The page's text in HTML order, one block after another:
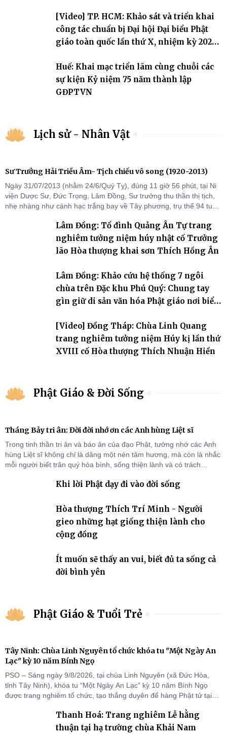
[Video] TP. HCM: Khảo sát và triển khai
công tác chuẩn bị Đại hội Đại biểu Phật
giáo toàn quốc lần thứ X, nhiệm kỳ 2026-
Huế: Khai mạc triển lãm cùng chuỗi các
sự kiện Kỷ niệm 75 năm thành lập
GĐPTVN
Lịch sử - Nhân Vật
Sư Trưởng Hải Triều Âm- Tịch chiếu vô song (1920-2013)
Ngày 31/07/2013 (nhằm 24/6/Quý Tỵ), đúng 11 giờ 56 phút, tại Ni
viện Dược Sư, Đức Trọng, Lâm Đồng, Sư trưởng thu thần thị tịch,
nhẹ nhàng như cánh hạc trắng bay về Tây phương, trụ thế 94 tuổi
Lâm Đồng: Tổ đình Quảng Ân Tự trang
nghiêm tưởng niệm húy nhật cố Trưởng
lão Hòa thượng khai sơn Thích Hồng Ân
Lâm Đồng: Khảo cứu hệ thống 7 ngôi
chùa trên Đặc khu Phú Quý: Chung tay
gìn giữ di sản văn hóa Phật giáo nơi biển
[Video] Đồng Tháp: Chùa Linh Quang
trang nghiêm tưởng niệm Húy kị lần thứ
XVIII cố Hòa thượng Thích Nhuận Hiền
Phật Giáo & Đời Sống
Tháng Bảy tri ân: Đời đời nhớ ơn các Anh hùng Liệt sĩ
Trong tinh thần tri ân và báo ân của đạo Phật, tưởng nhớ các Anh
hùng Liệt sĩ không chỉ là dâng một nén tâm hương, mà còn là nhắc
mỗi người biết trân quý hòa bình, sống thiện lành và có trách
Khi lời Phật dạy đi vào đời sống
Hòa thượng Thích Trí Minh - Người
gieo những hạt giống thiện lành cho
cộng đồng
Ít muốn sẽ thấy an vui, biết đủ ta sống cả
đời bình yên
Phật Giáo & Tuổi Trẻ
Tây Ninh: Chùa Linh Nguyên tổ chức khóa tu "Một Ngày An
Lạc" kỳ 10 năm Bính Ngọ
PSO – Sáng ngày 9/8/2026, tại chùa Linh Nguyên (xã Đức Hòa,
tỉnh Tây Ninh), khóa tu “Một Ngày An Lạc” kỳ 10 năm Bính Ngọ
được trang nghiêm tổ chức, tạo thắng duyên để hàng Phật tử tại
Thanh Hoá: Trang nghiêm Lễ hằng
thuận tại hạ trường chùa Khải Nam